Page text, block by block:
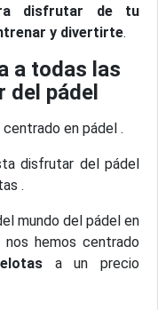
disfrutar de tu
y divertirte.
a todas las
pádel
en pádel .
disfrutar del pádel
.
mundo del pádel en
hemos centrado
a un precio